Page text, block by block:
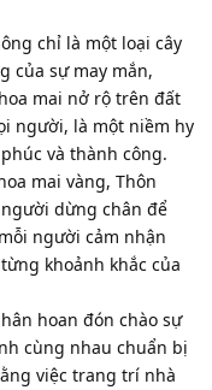
chỉ là một loại cây
của sự may mắn,
mai nở rộ trên đất
người, là một niềm hy
và thành công.
mai vàng, Thôn
dừng chân để
người cảm nhận
khoảnh khắc của
hoan đón chào sự
cùng nhau chuẩn bị
việc trang trí nhà